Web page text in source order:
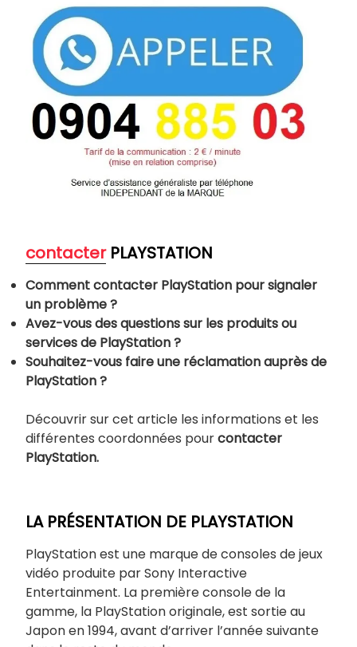
contacterPLAYSTATION
Comment contacter PlayStation pour signaler
un problème ?
Avez-vous des questions sur les produits ou
services de PlayStation ?
Souhaitez-vous faire une réclamation auprès de
PlayStation ?
Découvrir sur cet article les informations et les
différentes coordonnées pourcontacter
PlayStation.
LA PRÉSENTATION DE PLAYSTATION
PlayStation est une marque de consoles de jeux
vidéo produite par Sony Interactive
Entertainment. La première console de la
gamme, la PlayStation originale, est sortie au
Japon en 1994, avant d’arriver l’année suivante